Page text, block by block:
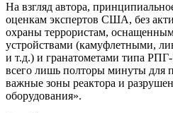
На взгляд автора,
оценкам экспертов США, без
охраны террористам,
устройствами (камуфлетными,
и т.д.) и гранатометами типа
всего лишь полторы минуты для
важные зоны реактора и
оборудования».